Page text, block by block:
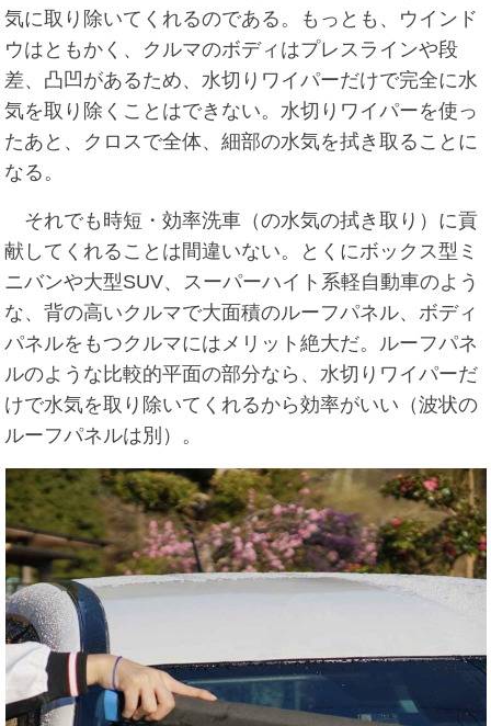
気に取り除いてくれるのである。もっとも、ウインド
ウはともかく、クルマのボディはプレスラインや段
差、凸凹があるため、水切りワイパーだけで完全に水
気を取り除くことはできない。水切りワイパーを使っ
たあと、クロスで全体、細部の水気を拭き取ることに
なる。
それでも時短・効率洗車（の水気の拭き取り）に貢
献してくれることは間違いない。とくにボックス型ミ
ニバンや大型SUV、スーパーハイト系軽自動車のよう
な、背の高いクルマで大面積のルーフパネル、ボディ
パネルをもつクルマにはメリット絶大だ。ルーフパネ
ルのような比較的平面の部分なら、水切りワイパーだ
けで水気を取り除いてくれるから効率がいい（波状の
ルーフパネルは別）。